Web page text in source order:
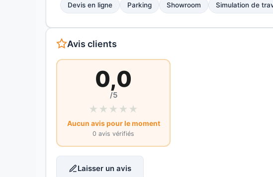
Devis en ligne Parking Showroom Simulation de
Avis clients
0,0
/5
★ ★ ★ ★ ★
Aucun avis pour le moment
0 avis vérifiés
Laisser un avis